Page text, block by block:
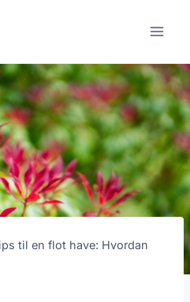
til en flot have: Hvordan